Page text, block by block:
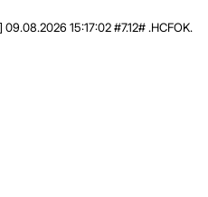
09.08.2026 15:17:02 #7.12# .HCFOK.